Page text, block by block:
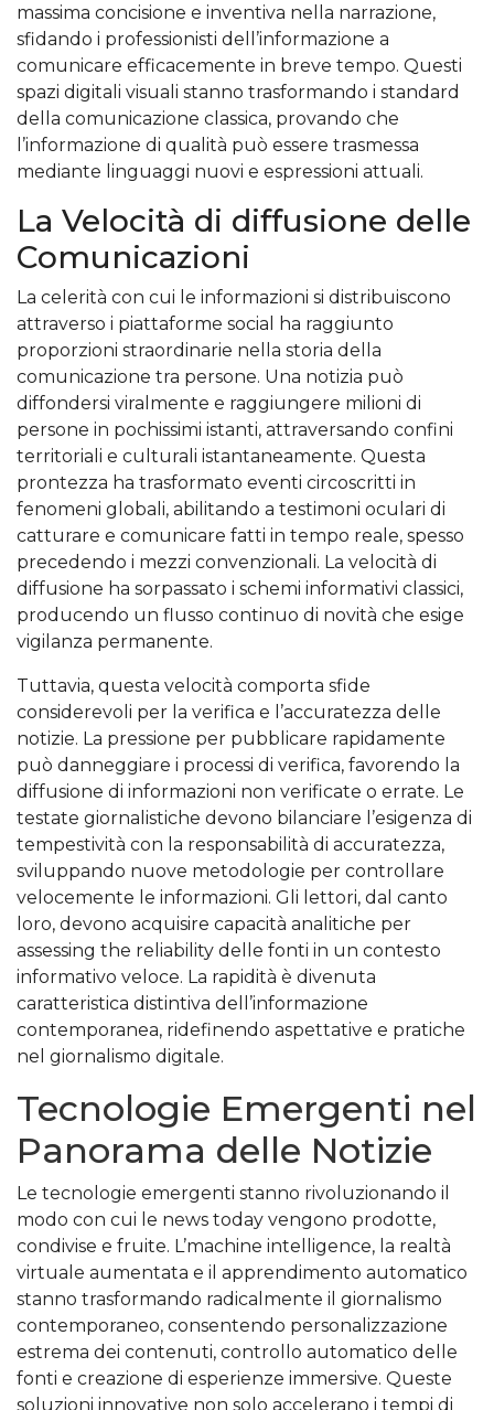
massima concisione e inventiva nella narrazione,
sfidando i professionisti dell’informazione a
comunicare efficacemente in breve tempo. Questi
spazi digitali visuali stanno trasformando i standard
della comunicazione classica, provando che
l’informazione di qualità può essere trasmessa
mediante linguaggi nuovi e espressioni attuali.
La Velocità di diffusione delle
Comunicazioni
La celerità con cui le informazioni si distribuiscono
attraverso i piattaforme social ha raggiunto
proporzioni straordinarie nella storia della
comunicazione tra persone. Una notizia può
diffondersi viralmente e raggiungere milioni di
persone in pochissimi istanti, attraversando confini
territoriali e culturali istantaneamente. Questa
prontezza ha trasformato eventi circoscritti in
fenomeni globali, abilitando a testimoni oculari di
catturare e comunicare fatti in tempo reale, spesso
precedendo i mezzi convenzionali. La velocità di
diffusione ha sorpassato i schemi informativi classici,
producendo un flusso continuo di novità che esige
vigilanza permanente.
Tuttavia, questa velocità comporta sfide
considerevoli per la verifica e l’accuratezza delle
notizie. La pressione per pubblicare rapidamente
può danneggiare i processi di verifica, favorendo la
diffusione di informazioni non verificate o errate. Le
testate giornalistiche devono bilanciare l’esigenza di
tempestività con la responsabilità di accuratezza,
sviluppando nuove metodologie per controllare
velocemente le informazioni. Gli lettori, dal canto
loro, devono acquisire capacità analitiche per
assessing the reliability delle fonti in un contesto
informativo veloce. La rapidità è divenuta
caratteristica distintiva dell’informazione
contemporanea, ridefinendo aspettative e pratiche
nel giornalismo digitale.
Tecnologie Emergenti nel
Panorama delle Notizie
Le tecnologie emergenti stanno rivoluzionando il
modo con cui le news today vengono prodotte,
condivise e fruite. L’machine intelligence, la realtà
virtuale aumentata e il apprendimento automatico
stanno trasformando radicalmente il giornalismo
contemporaneo, consentendo personalizzazione
estrema dei contenuti, controllo automatico delle
fonti e creazione di esperienze immersive. Queste
soluzioni innovative non solo accelerano i tempi di